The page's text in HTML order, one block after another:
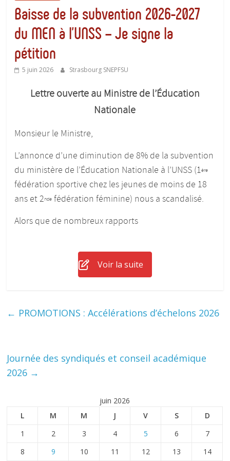
Baisse de la subvention 2026-2027
du MEN à l’UNSS – Je signe la
pétition
5 juin 2026 Strasbourg SNEPFSU
Lettre ouverte au Ministre de l’Éducation
Nationale
Monsieur le Ministre,
L’annonce d’une diminution de 8% de la subvention
du ministère de l’Éducation Nationale à l’UNSS (1ère
fédération sportive chez les jeunes de moins de 18
ans et 2nde fédération féminine) nous a scandalisé.
Alors que de nombreux rapports
Voir la suite
← PROMOTIONS : Accélérations d’échelons 2026
Journée des syndiqués et conseil académique
2026 →
juin 2026
L
M M J V S
D
1
2 3 4 5 6
7
8
9 10 11 12 13 14